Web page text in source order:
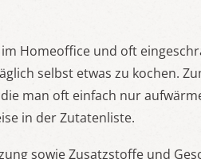
Homeoffice und oft
selbst etwas zu kochen.
man oft einfach nur
in der Zutatenliste.
sowie Zusatzstoffe und